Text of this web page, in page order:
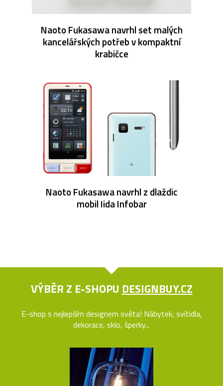
Naoto Fukasawa navrhl set malých
kancelářských potřeb v kompaktní
krabičce
Naoto Fukasawa navrhl z dlaždic
mobil Iida Infobar
VÝBĚR Z E-SHOPU DESIGNBUY.CZ
E-shop s nejlepším designem světa! Nábytek, svítidla,
dekorace, sklo, šperky...